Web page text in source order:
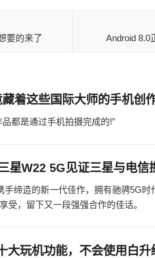
要的来了
Android 8.0
着这些国际大师的手机创
都是通过手机拍摄完成的!”
星W22 5G见证三星与电信
缔造的新一代佳作，拥有驰骋5G时
受，留下又一段强强合作的佳话。
大玩机功能，不会使用白升